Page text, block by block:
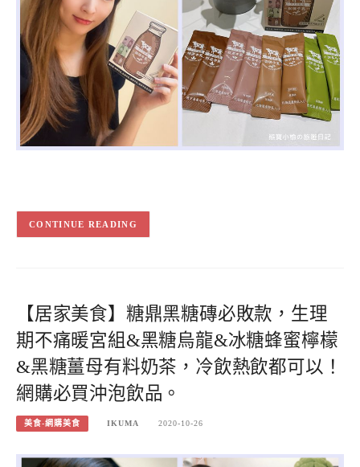
CONTINUE READING
【居家美食】糖鼎黑糖磚必敗款，生理
期不痛暖宮組&黑糖烏龍&冰糖蜂蜜檸檬
&黑糖薑母有料奶茶，冷飲熱飲都可以！
網購必買沖泡飲品。
美食-網購美食 IKUMA 2020-10-26